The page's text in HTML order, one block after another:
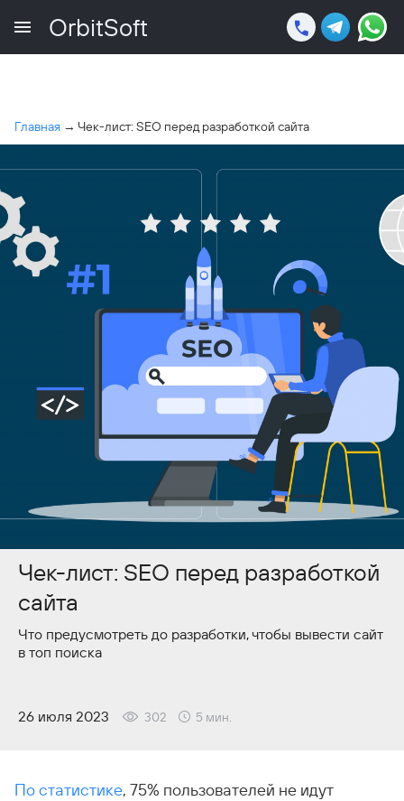
OrbitSoft
Главная → Чек-лист: SEO перед разработкой сайта
Чек-лист: SEO перед разработкой
сайта
Что предусмотреть до разработки, чтобы вывести сайт
в топ поиска
26 июля 2023 302 5 мин.
По статистике, 75% пользователей не идут